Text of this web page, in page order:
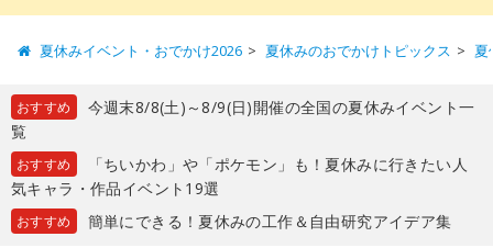
夏休みイベント・おでかけ2026 夏休みのおでかけトピックス 夏
おすすめ
今週末8/8(土)～8/9(日)開催の全国の夏休みイベント一
覧
おすすめ
「ちいかわ」や「ポケモン」も！夏休みに行きたい人
気キャラ・作品イベント19選
おすすめ 簡単にできる！夏休みの工作＆自由研究アイデア集